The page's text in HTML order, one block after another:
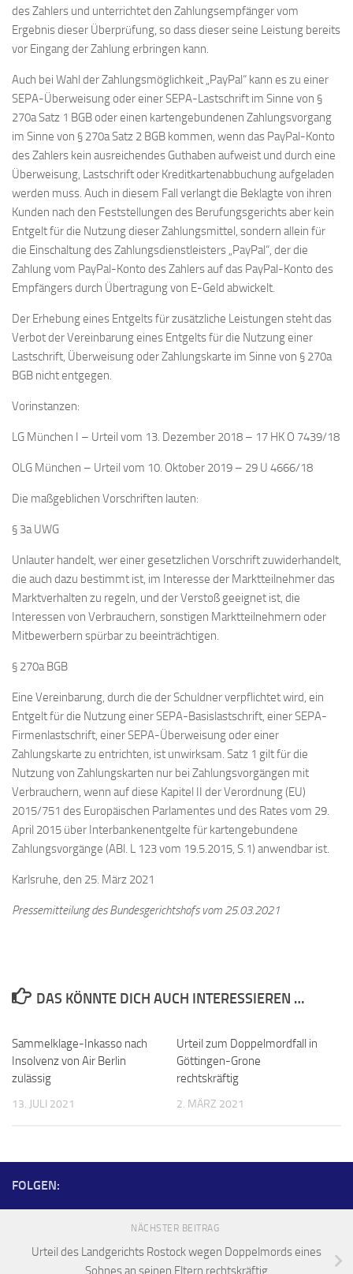
des Zahlers und unterrichtet den Zahlungsempfänger vom
Ergebnis dieser Überprüfung, so dass dieser seine Leistung bereits
vor Eingang der Zahlung erbringen kann.
Auch bei Wahl der Zahlungsmöglichkeit „PayPal“ kann es zu einer
SEPA-Überweisung oder einer SEPA-Lastschrift im Sinne von §
270a Satz 1 BGB oder einen kartengebundenen Zahlungsvorgang
im Sinne von § 270a Satz 2 BGB kommen, wenn das PayPal-Konto
des Zahlers kein ausreichendes Guthaben aufweist und durch eine
Überweisung, Lastschrift oder Kreditkartenabbuchung aufgeladen
werden muss. Auch in diesem Fall verlangt die Beklagte von ihren
Kunden nach den Feststellungen des Berufungsgerichts aber kein
Entgelt für die Nutzung dieser Zahlungsmittel, sondern allein für
die Einschaltung des Zahlungsdienstleisters „PayPal“, der die
Zahlung vom PayPal-Konto des Zahlers auf das PayPal-Konto des
Empfängers durch Übertragung von E-Geld abwickelt.
Der Erhebung eines Entgelts für zusätzliche Leistungen steht das
Verbot der Vereinbarung eines Entgelts für die Nutzung einer
Lastschrift, Überweisung oder Zahlungskarte im Sinne von § 270a
BGB nicht entgegen.
Vorinstanzen:
LG München I – Urteil vom 13. Dezember 2018 – 17 HK O 7439/18
OLG München – Urteil vom 10. Oktober 2019 – 29 U 4666/18
Die maßgeblichen Vorschriften lauten:
§ 3a UWG
Unlauter handelt, wer einer gesetzlichen Vorschrift zuwiderhandelt,
die auch dazu bestimmt ist, im Interesse der Marktteilnehmer das
Marktverhalten zu regeln, und der Verstoß geeignet ist, die
Interessen von Verbrauchern, sonstigen Marktteilnehmern oder
Mitbewerbern spürbar zu beeinträchtigen.
§ 270a BGB
Eine Vereinbarung, durch die der Schuldner verpflichtet wird, ein
Entgelt für die Nutzung einer SEPA-Basislastschrift, einer SEPA-
Firmenlastschrift, einer SEPA-Überweisung oder einer
Zahlungskarte zu entrichten, ist unwirksam. Satz 1 gilt für die
Nutzung von Zahlungskarten nur bei Zahlungsvorgängen mit
Verbrauchern, wenn auf diese Kapitel II der Verordnung (EU)
2015/751 des Europäischen Parlamentes und des Rates vom 29.
April 2015 über Interbankenentgelte für kartengebundene
Zahlungsvorgänge (ABl. L 123 vom 19.5.2015, S.1) anwendbar ist.
Karlsruhe, den 25. März 2021
Pressemitteilung des Bundesgerichtshofs vom 25.03.2021
DAS KÖNNTE DICH AUCH INTERESSIEREN …
Sammelklage-Inkasso nach
Insolvenz von Air Berlin
zulässig
13. JULI 2021
Urteil zum Doppelmordfall in
Göttingen-Grone
rechtskräftig
2. MÄRZ 2021
FOLGEN:
NÄCHSTER BEITRAG
Urteil des Landgerichts Rostock wegen Doppelmords eines
Sohnes an seinen Eltern rechtskräftig